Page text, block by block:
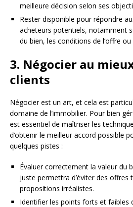
meilleure décision selon ses
Rester disponible pour répondre
acheteurs potentiels, notamment
du bien, les conditions de l’offre
3. Négocier au
clients
Négocier est un art, et cela est
domaine de l’immobilier. Pour bien
est essentiel de maîtriser les
d’obtenir le meilleur accord possible
quelques pistes :
Évaluer correctement la valeur du
juste permettra d’éviter des offres
propositions irréalistes.
Identifier les points forts et faibles